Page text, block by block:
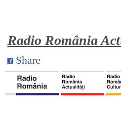
Radio România
Share